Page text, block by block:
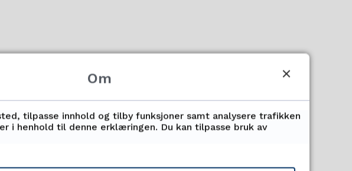
Om
tilpasse innhold og tilby funksjoner samt analysere trafikken
i henhold til denne erklæringen. Du kan tilpasse bruk av